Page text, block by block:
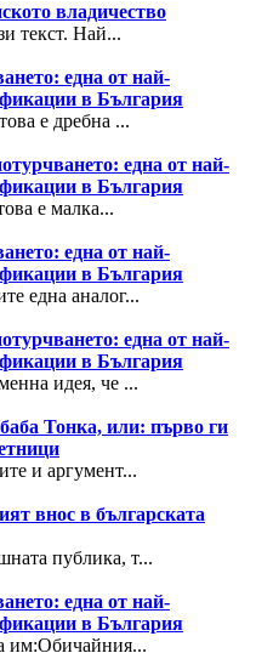
владичество
текст. Най...
една от най-
в България
е дребна ...
една от най-
в България
е малка...
една от най-
в България
една аналог...
една от най-
в България
идея, че ...
Тонка, или: първо ги
и аргумент...
внос в българската
публика, т...
една от най-
в България
им:Обичайния...